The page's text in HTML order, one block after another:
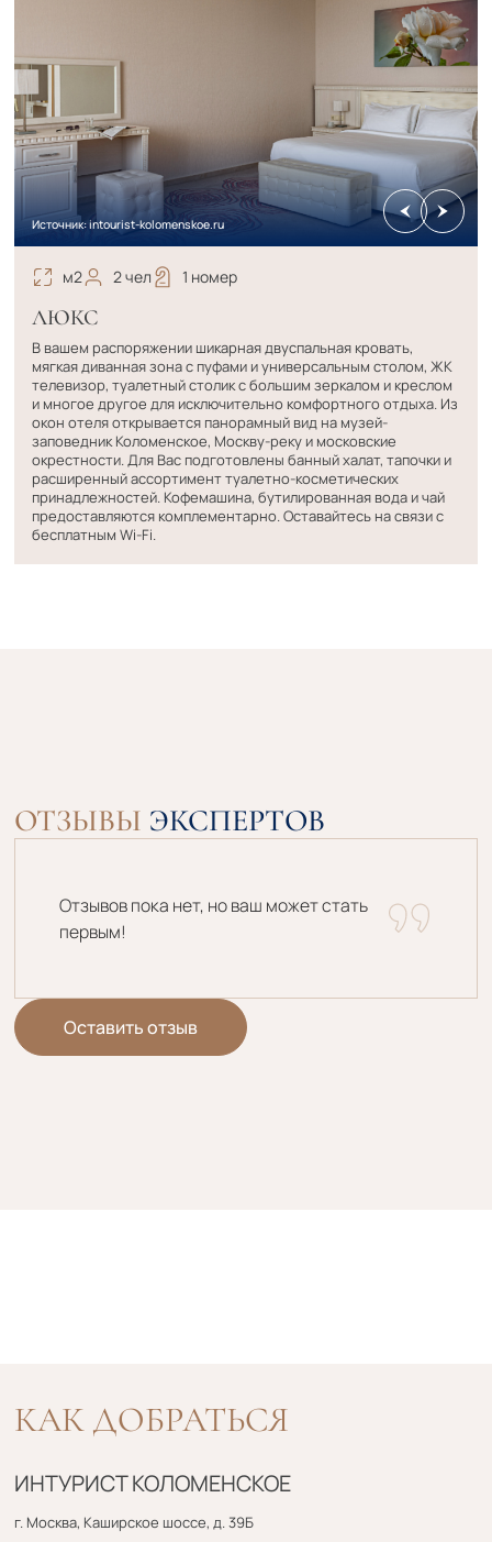
Источник: intourist-kolomenskoe.ru
м2 2 чел 1 номер
ЛЮКС
В вашем распоряжении шикарная двуспальная кровать,
мягкая диванная зона с пуфами и универсальным столом, ЖК
телевизор, туалетный столик с большим зеркалом и креслом
и многое другое для исключительно комфортного отдыха. Из
окон отеля открывается панорамный вид на музей-
заповедник Коломенское, Москву-реку и московские
окрестности. Для Вас подготовлены банный халат, тапочки и
расширенный ассортимент туалетно-косметических
принадлежностей. Кофемашина, бутилированная вода и чай
предоставляются комплементарно. Оставайтесь на связи с
бесплатным Wi-Fi.
ОТЗЫВЫ ЭКСПЕРТОВ
Отзывов пока нет, но ваш может стать
первым!
Оставить отзыв
КАК ДОБРАТЬСЯ
ИНТУРИСТ КОЛОМЕНСКОЕ
г. Москва, Каширское шоссе, д. 39Б